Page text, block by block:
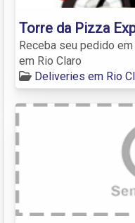
Torre da Pizza
Receba seu pedido
em Rio Claro
Deliveries em Rio